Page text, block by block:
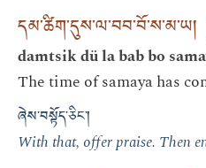
damtsik dü la bab bo
The time of samaya has
ཞེས་བསྟོད་ཅིང་།
With that, offer praise. Then